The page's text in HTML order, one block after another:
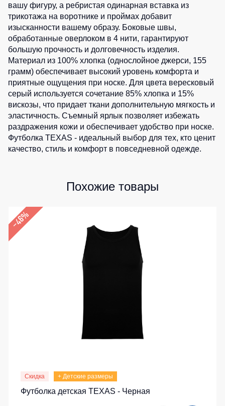
Детские
жилеты
Комбинезоны
Батники
/
Толстовки
Батники
на
молнии
Батники
Tours
Худи
Женские
вашу фигуру, а ребристая одинарная вставка из
трикотажа на воротнике и проймах добавит
изысканности вашему образу. Боковые швы,
обработанные оверлоком в 4 нити, гарантируют
большую прочность и долговечность изделия.
Материал из 100% хлопка (однослойное джерси, 155
грамм) обеспечивает высокий уровень комфорта и
приятные ощущения при носке. Для цвета вересковый
серый используется сочетание 85% хлопка и 15%
вискозы, что придает ткани дополнительную мягкость и
эластичность. Съемный ярлык позволяет избежать
раздражения кожи и обеспечивает удобство при носке.
Футболка TEXAS - идеальный выбор для тех, кто ценит
качество, стиль и комфорт в повседневной одежде.
Похожие товары
–46%
Скидка + Детские размеры
Футболка детская TEXAS - Черная